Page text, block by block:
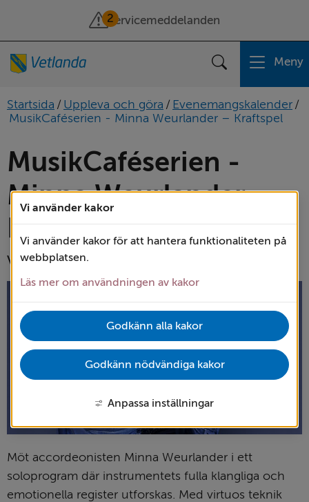
Vi använder kakor
Vi använder kakor för att hantera funktionaliteten på
webbplatsen.
Läs mer om användningen av kakor
Godkänn alla kakor
Godkänn nödvändiga kakor
Anpassa inställningar
2
Servicemeddelanden
Sök Meny
Startsida / Uppleva och göra / Evenemangskalender /
MusikCaféserien - Minna Weurlander – Kraftspel
MusikCaféserien -
Minna Weurlander –
Kraftspel
Virtuos accordeonist.
Möt accordeonisten Minna Weurlander i ett
soloprogram där instrumentets fulla klangliga och
emotionella register utforskas. Med virtuos teknik